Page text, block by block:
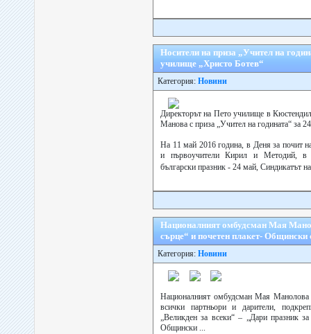
Носители на приза „Учител на
училище „Христо Ботев“
Категория: Новини
Директорът на Пето училище в
Манова с приза „Учител на годината“ за
На 11 май 2016 година, в Деня за почит
и първоучители Кирил и Методий, в
български празник - 24 май, Синдикатът
Националният омбудсман Мая
сърце“ и почетен плакет- Общински
Категория: Новини
Националният омбудсман Мая Манолова
всички партньори и дарители,
„Великден за всеки“ – „Дари празник
Общински ...